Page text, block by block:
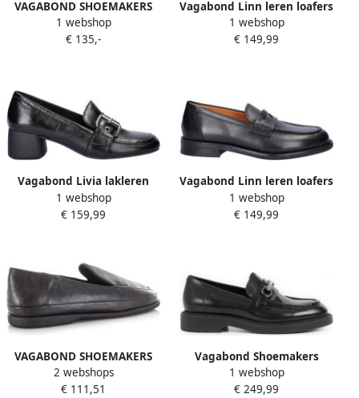
VAGABOND SHOEMAKERS
Alex W 004 Loafers
Instappers Dames Zwart
1 webshop
€ 135,-
Vagabond Linn leren loafers
zwart
1 webshop
€ 149,99
Vagabond Livia lakleren
loafers zwart
1 webshop
€ 159,99
Vagabond Linn leren loafers
zwart
1 webshop
€ 149,99
VAGABOND SHOEMAKERS
Instappers 'Sammie' zwart
2 webshops
€ 111,51
Vagabond Shoemakers
Zwarte Leren Loafers voor
Dames Black Dames
1 webshop
€ 249,99